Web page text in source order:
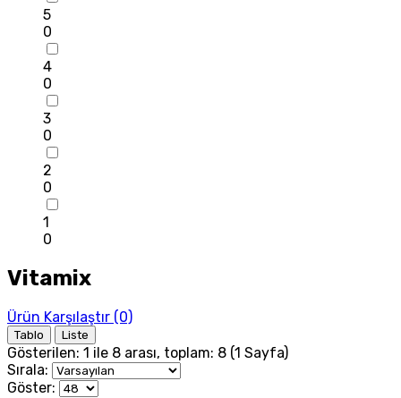
5
0
4
0
3
0
2
0
1
0
Vitamix
Ürün Karşılaştır (0)
Tablo Liste
Gösterilen: 1 ile 8 arası, toplam: 8 (1 Sayfa)
Sırala:
Göster: